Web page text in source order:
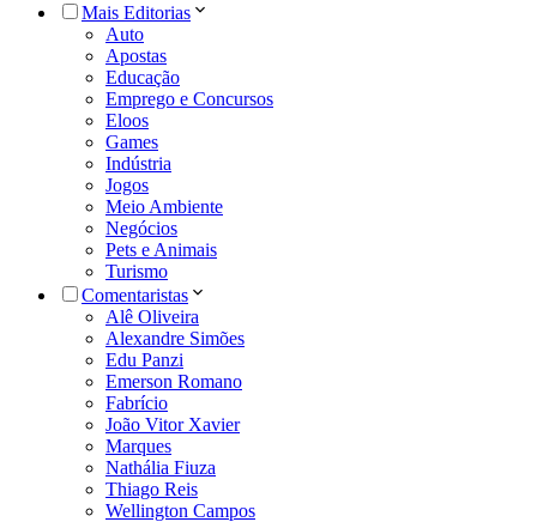
Mais Editorias
Auto
Apostas
Educação
Emprego e Concursos
Eloos
Games
Indústria
Jogos
Meio Ambiente
Negócios
Pets e Animais
Turismo
Comentaristas
Alê Oliveira
Alexandre Simões
Edu Panzi
Emerson Romano
Fabrício
João Vitor Xavier
Marques
Nathália Fiuza
Thiago Reis
Wellington Campos